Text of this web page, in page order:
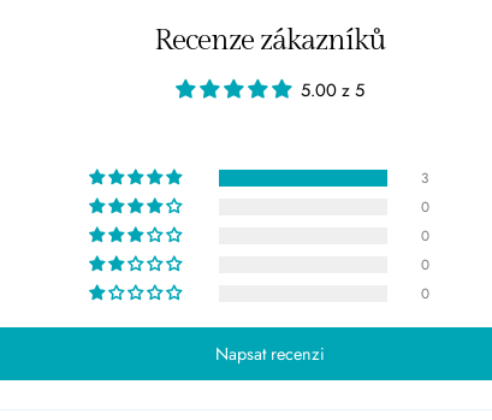
Recenze zákazníků
5.00 z 5
3
0
0
0
0
Napsat recenzi